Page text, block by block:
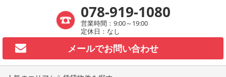
078-919-1080
営業時間：9:00～19:00
定休日：なし
メールでお問い合わせ